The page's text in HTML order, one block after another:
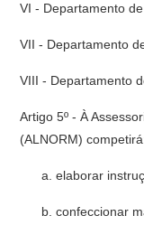
VI - Departamento
VII - Departamento
VIII - Departamento
Artigo 5º - À
(ALNORM)
elaborar
confeccionar